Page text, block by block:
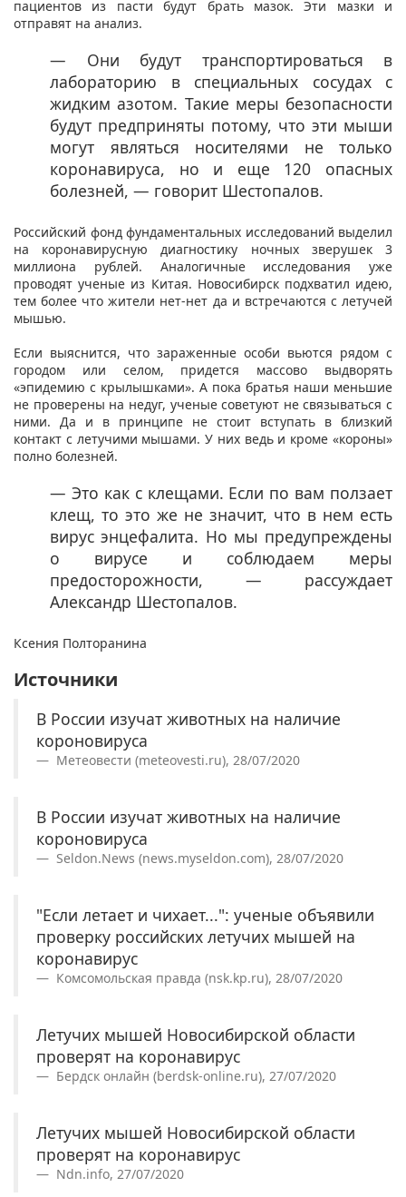
пациентов из пасти будут брать мазок. Эти мазки и
отправят на анализ.
— Они будут транспортироваться в
лабораторию в специальных сосудах с
жидким азотом. Такие меры безопасности
будут предприняты потому, что эти мыши
могут являться носителями не только
коронавируса, но и еще 120 опасных
болезней, — говорит Шестопалов.
Российский фонд фундаментальных исследований выделил
на коронавирусную диагностику ночных зверушек 3
миллиона рублей. Аналогичные исследования уже
проводят ученые из Китая. Новосибирск подхватил идею,
тем более что жители нет-нет да и встречаются с летучей
мышью.
Если выяснится, что зараженные особи вьются рядом с
городом или селом, придется массово выдворять
«эпидемию с крылышками». А пока братья наши меньшие
не проверены на недуг, ученые советуют не связываться с
ними. Да и в принципе не стоит вступать в близкий
контакт с летучими мышами. У них ведь и кроме «короны»
полно болезней.
— Это как с клещами. Если по вам ползает
клещ, то это же не значит, что в нем есть
вирус энцефалита. Но мы предупреждены
о вирусе и соблюдаем меры
предосторожности, — рассуждает
Александр Шестопалов.​
Ксения Полторанина
Источники
В России изучат животных на наличие
короновируса
Метеовести (meteovesti.ru), 28/07/2020
В России изучат животных на наличие
короновируса
Seldon.News (news.myseldon.com), 28/07/2020
"Если летает и чихает...": ученые объявили
проверку российских летучих мышей на
коронавирус
Комсомольская правда (nsk.kp.ru), 28/07/2020
Летучих мышей Новосибирской области
проверят на коронавирус
Бердск онлайн (berdsk-online.ru), 27/07/2020
Летучих мышей Новосибирской области
проверят на коронавирус
Ndn.info, 27/07/2020